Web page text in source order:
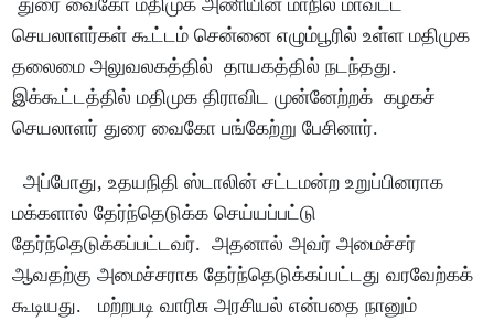
செயலாளர்கள் கூட்டம் சென்னை எழும்பூரில் உள்ள மதிமுக
தலைமை அலுவலகத்தில் தாயகத்தில் நடந்தது.
இக்கூட்டத்தில் மதிமுக திராவிட முன்னேற்றக் கழகச்
செயலாளர் துரை வைகோ பங்கேற்று பேசினார்.
அப்போது, உதயநிதி ஸ்டாலின் சட்டமன்ற உறுப்பினராக
மக்களால் தேர்ந்தெடுக்க செய்யப்பட்டு
தேர்ந்தெடுக்கப்பட்டவர். அதனால் அவர் அமைச்சர்
ஆவதற்கு அமைச்சராக தேர்ந்தெடுக்கப்பட்டது வரவேற்கக்
கூடியது. மற்றபடி வாரிசு அரசியல் என்பதை நானும்